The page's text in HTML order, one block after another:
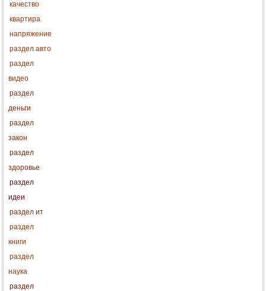
качество
квартира
напряжение
раздел авто
раздел
видео
раздел
деньги
раздел
закон
раздел
здоровье
раздел
идеи
раздел ит
раздел
книги
раздел
наука
раздел